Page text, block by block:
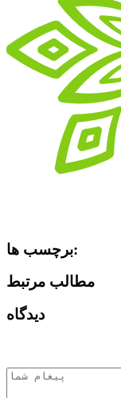
برچسب ها:
مطالب مرتبط
دیدگاه